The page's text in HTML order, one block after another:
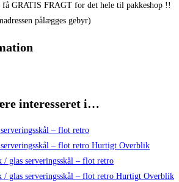
GRATIS FRAGT for det hele til pakkeshop !!
pålægges gebyr)
interesseret i…
Hurtigt Overblik
Hurtigt Overblik